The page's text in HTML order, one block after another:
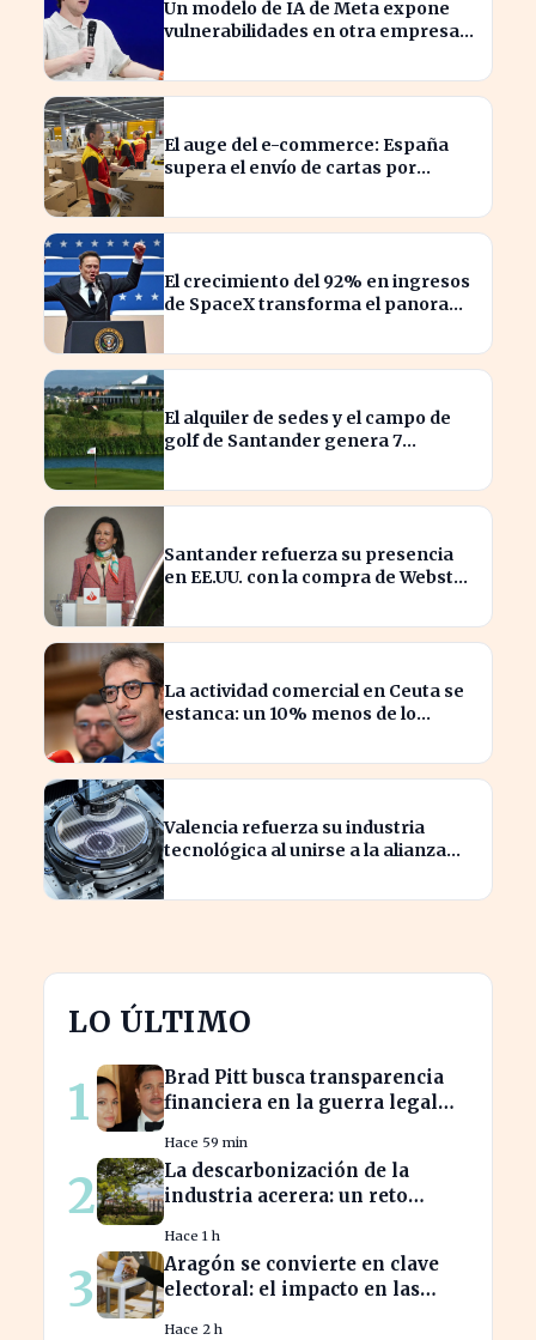
Un modelo de IA de Meta expone
vulnerabilidades en otra empresa
El auge del e-commerce: España
supera el envío de cartas por
El crecimiento del 92% en ingresos
de SpaceX transforma el panorama
El alquiler de sedes y el campo de
golf de Santander genera 7
Santander refuerza su presencia
en EE.UU. con la compra de Webster
La actividad comercial en Ceuta se
estanca: un 10% menos de lo
Valencia refuerza su industria
tecnológica al unirse a la alianza
LO ÚLTIMO
1
Brad Pitt busca transparencia
financiera en la guerra legal
Hace 59 min
2
La descarbonización de la
industria acerera: un reto
Hace 1 h
3
Aragón se convierte en clave
electoral: el impacto en las
Hace 2 h